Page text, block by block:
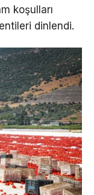
koşulları
dinlendi.